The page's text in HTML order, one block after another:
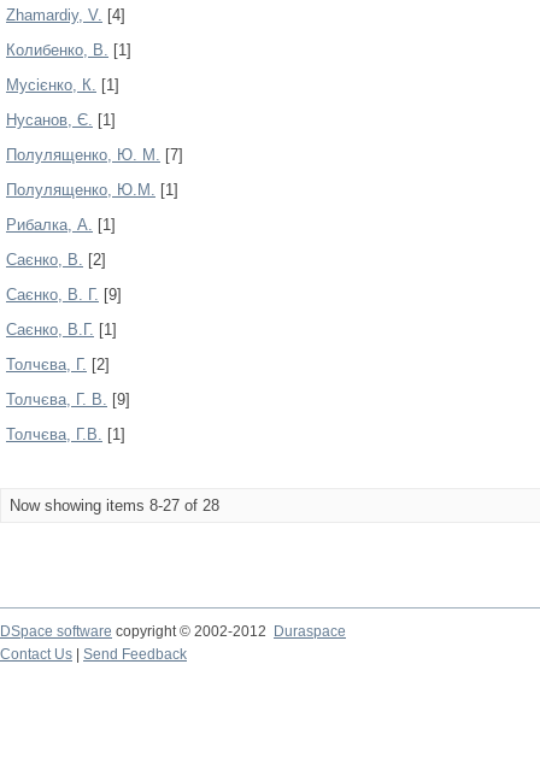
Zhamardiy, V. [4]
Колибенко, В. [1]
Мусієнко, К. [1]
Нусанов, Є. [1]
Полулященко, Ю. М. [7]
Полулященко, Ю.М. [1]
Рибалка, А. [1]
Саєнко, В. [2]
Саєнко, В. Г. [9]
Саєнко, В.Г. [1]
Толчєва, Г. [2]
Толчєва, Г. В. [9]
Толчєва, Г.В. [1]
Now showing items 8-27 of 28
DSpace software copyright © 2002-2012
Duraspace
Contact Us
Send Feedback